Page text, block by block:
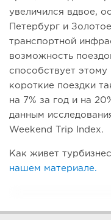
увеличился вдвое,
Петербург и
транспортной
возможность
способствует
короткие поездки
на 7% за год и на
данным
Weekend Trip Index.
Как живет
нашем материале.